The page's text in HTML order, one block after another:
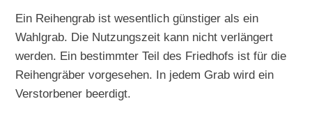
Ein Reihengrab ist wesentlich günstiger als ein
Wahlgrab. Die Nutzungszeit kann nicht verlängert
werden. Ein bestimmter Teil des Friedhofs ist für die
Reihengräber vorgesehen. In jedem Grab wird ein
Verstorbener beerdigt.